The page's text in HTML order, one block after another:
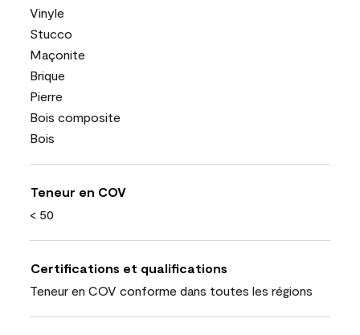
Vinyle
Stucco
Maçonite
Brique
Pierre
Bois composite
Bois
Teneur en COV
< 50
Certifications et qualifications
Teneur en COV conforme dans toutes les régions